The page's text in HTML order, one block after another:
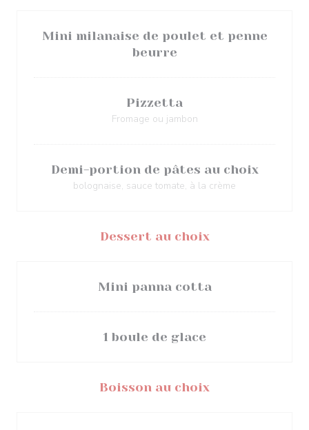
Mini milanaise de poulet et penne
beurre
Pizzetta
Fromage ou jambon
Demi-portion de pâtes au choix
bolognaise, sauce tomate, à la crème
Dessert au choix
Mini panna cotta
1 boule de glace
Boisson au choix